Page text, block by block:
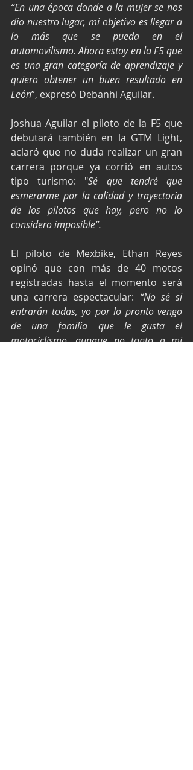
“En una época donde a la mujer se nos
dio nuestro lugar, mi objetivo es llegar a
lo más que se pueda en el
automovilismo. Ahora estoy en la F5 que
es una gran categoría de aprendizaje y
quiero obtener un buen resultado en
León”, expresó Debanhi Aguilar.
Joshua Aguilar el piloto de la F5 que
debutará también en la GTM Light,
aclaró que no duda realizar un gran
carrera porque ya corrió en autos
tipo turismo: "Sé que tendré que
esmerarme por la calidad y trayectoria
de los pilotos que hay, pero no lo
considero imposible”.
El piloto de Mexbike, Ethan Reyes
opinó que con más de 40 motos
registradas hasta el momento será
una carrera espectacular: “No sé si
entrarán todas, yo por lo pronto vengo
de una familia que le gusta el
motociclismo, aunque no tanto a mi